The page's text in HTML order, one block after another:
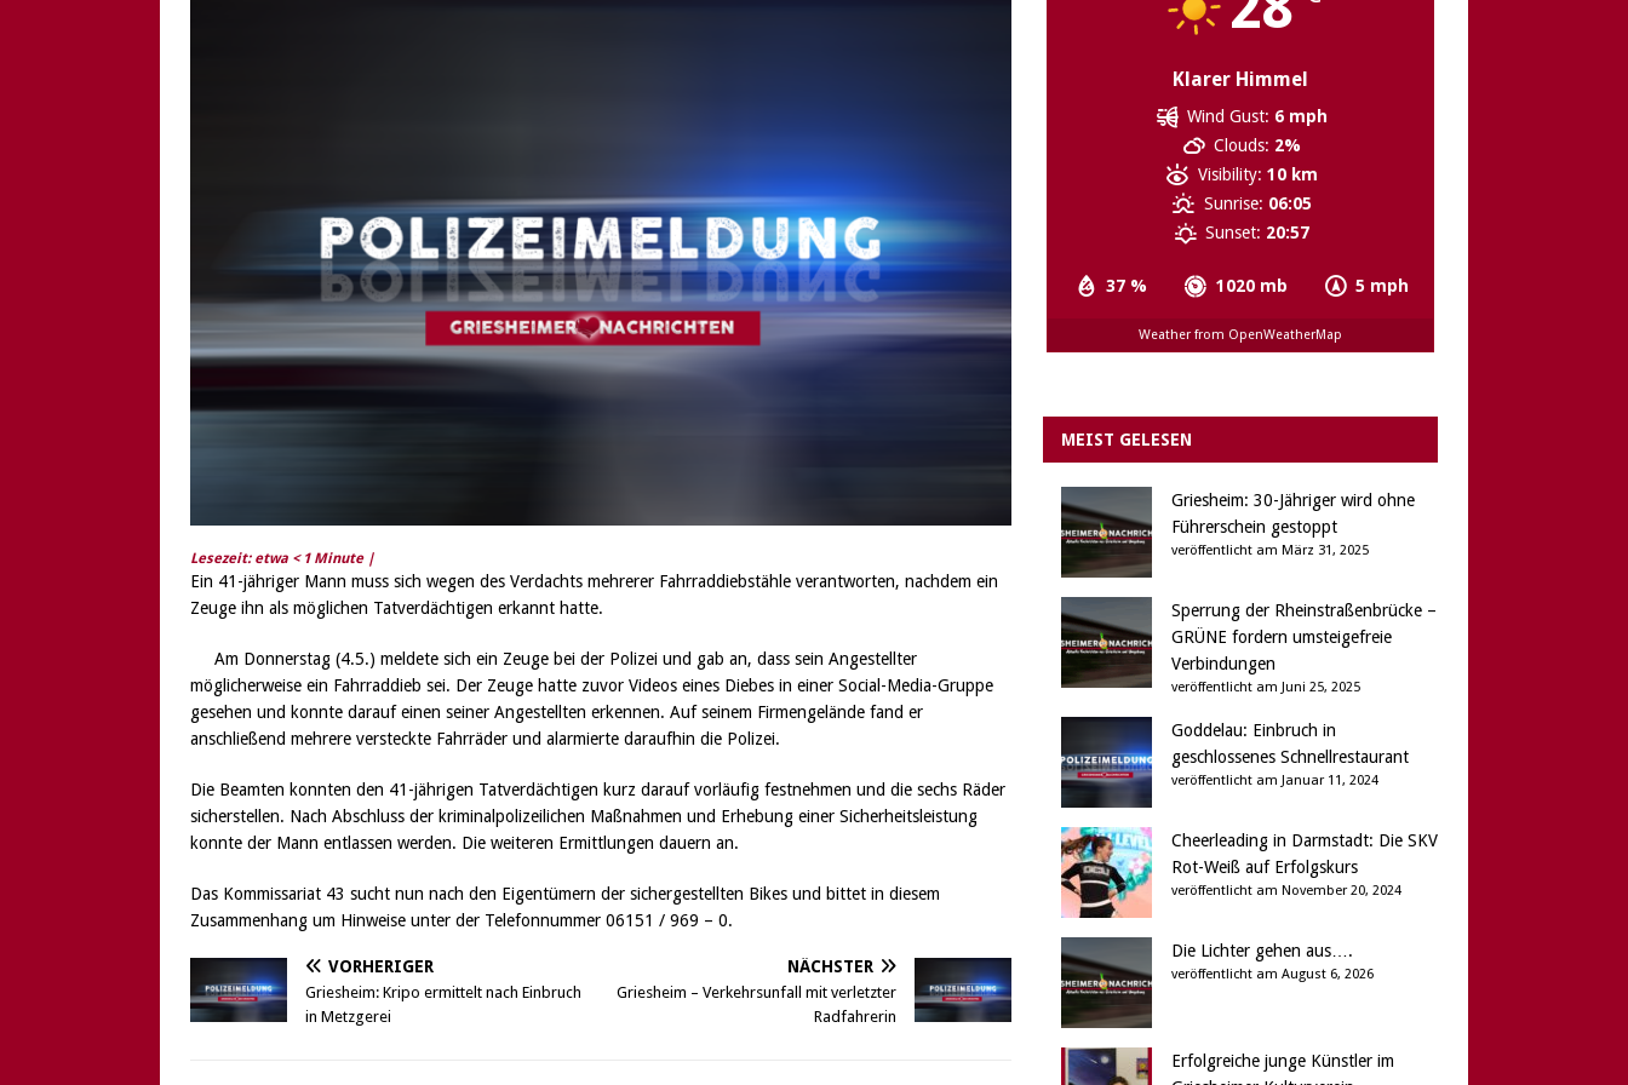
Lesezeit: etwa < 1 Minute |
Ein 41-jähriger Mann muss sich wegen des Verdachts mehrerer Fahrraddiebstähle verantworten, nachdem ein
Zeuge ihn als möglichen Tatverdächtigen erkannt hatte.
Am Donnerstag (4.5.) meldete sich ein Zeuge bei der Polizei und gab an, dass sein Angestellter
möglicherweise ein Fahrraddieb sei. Der Zeuge hatte zuvor Videos eines Diebes in einer Social-Media-Gruppe
gesehen und konnte darauf einen seiner Angestellten erkennen. Auf seinem Firmengelände fand er
anschließend mehrere versteckte Fahrräder und alarmierte daraufhin die Polizei.
Die Beamten konnten den 41-jährigen Tatverdächtigen kurz darauf vorläufig festnehmen und die sechs Räder
sicherstellen. Nach Abschluss der kriminalpolizeilichen Maßnahmen und Erhebung einer Sicherheitsleistung
konnte der Mann entlassen werden. Die weiteren Ermittlungen dauern an.
Das Kommissariat 43 sucht nun nach den Eigentümern der sichergestellten Bikes und bittet in diesem
Zusammenhang um Hinweise unter der Telefonnummer 06151 / 969 – 0.
VORHERIGER
Griesheim: Kripo ermittelt nach Einbruch
in Metzgerei
NÄCHSTER
Griesheim – Verkehrsunfall mit verletzter
Radfahrerin
Klarer Himmel
37 % 1020 mb 5 mph
Wind Gust: 6 mph
Clouds: 2%
Visibility: 10 km
Sunrise: 06:05
Sunset: 20:57
Weather from OpenWeatherMap
MEIST GELESEN
Griesheim: 30-Jähriger wird ohne
Führerschein gestoppt
veröffentlicht am März 31, 2025
Sperrung der Rheinstraßenbrücke –
GRÜNE fordern umsteigefreie
Verbindungen
veröffentlicht am Juni 25, 2025
Goddelau: Einbruch in
geschlossenes Schnellrestaurant
veröffentlicht am Januar 11, 2024
Cheerleading in Darmstadt: Die SKV
Rot-Weiß auf Erfolgskurs
veröffentlicht am November 20, 2024
Die Lichter gehen aus….
veröffentlicht am August 6, 2026
Erfolgreiche junge Künstler im